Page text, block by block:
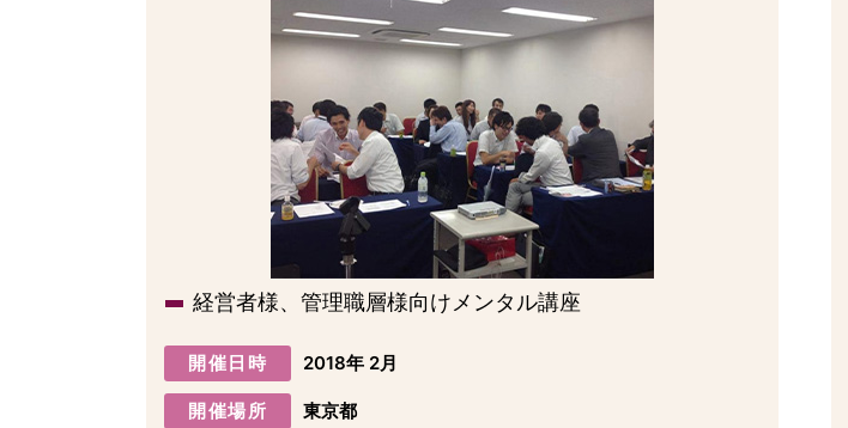
経営者様、管理職層様向けメンタル講座
開催日時 2018年 2月
開催場所
東京都